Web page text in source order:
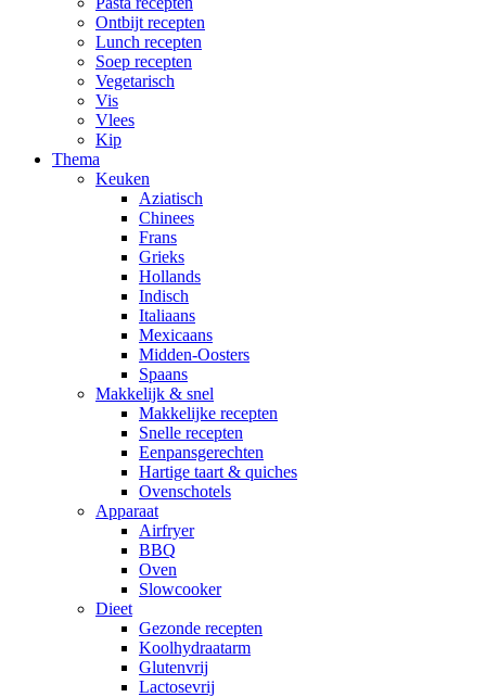
Ontbijt recepten
Lunch recepten
Soep recepten
Vegetarisch
Vis
Vlees
Kip
Thema
Keuken
Aziatisch
Chinees
Frans
Grieks
Hollands
Indisch
Italiaans
Mexicaans
Midden-Oosters
Spaans
Makkelijk & snel
Makkelijke recepten
Snelle recepten
Eenpansgerechten
Hartige taart & quiches
Ovenschotels
Apparaat
Airfryer
BBQ
Oven
Slowcooker
Dieet
Gezonde recepten
Koolhydraatarm
Glutenvrij
Lactosevrij